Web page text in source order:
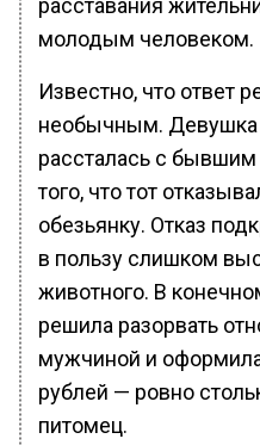
расставания
молодым человеком.
Известно, что ответ
необычным. Девушка
рассталась с
того, что тот
обезьянку. Отказ
в пользу слишком
животного. В
решила разорвать
мужчиной и
рублей — ровно
питомец.